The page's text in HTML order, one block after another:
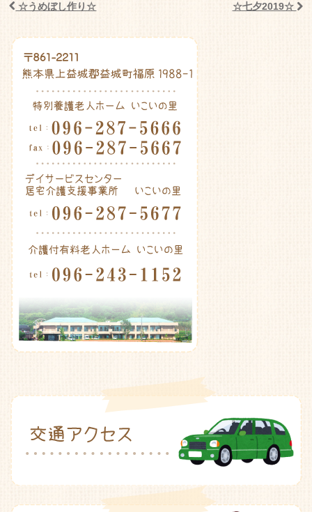
☆うめぼし作り☆ ☆七夕2019☆